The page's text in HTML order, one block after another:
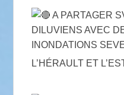
A PARTAGER
DILUVIENS AVEC
INONDATIONS
L’HÉRAULT ET